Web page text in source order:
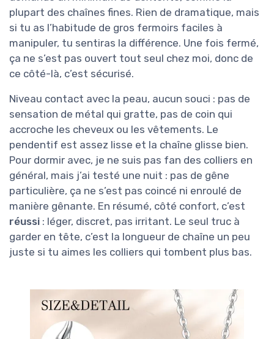
plupart des chaînes fines. Rien de dramatique, mais
si tu as l’habitude de gros fermoirs faciles à
manipuler, tu sentiras la différence. Une fois fermé,
ça ne s’est pas ouvert tout seul chez moi, donc de
ce côté-là, c’est sécurisé.
Niveau contact avec la peau, aucun souci : pas de
sensation de métal qui gratte, pas de coin qui
accroche les cheveux ou les vêtements. Le
pendentif est assez lisse et la chaîne glisse bien.
Pour dormir avec, je ne suis pas fan des colliers en
général, mais j’ai testé une nuit : pas de gêne
particulière, ça ne s’est pas coincé ni enroulé de
manière gênante. En résumé, côté confort, c’est
réussi : léger, discret, pas irritant. Le seul truc à
garder en tête, c’est la longueur de chaîne un peu
juste si tu aimes les colliers qui tombent plus bas.